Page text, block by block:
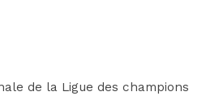
de la Ligue des champions